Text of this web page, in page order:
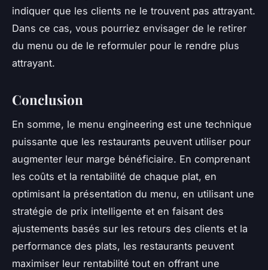
indiquer que les clients ne le trouvent pas attrayant.
Dans ce cas, vous pourriez envisager de le retirer
du menu ou de le reformuler pour le rendre plus
attrayant.
Conclusion
En somme, le menu engineering est une technique
puissante que les restaurants peuvent utiliser pour
augmenter leur marge bénéficiaire. En comprenant
les coûts et la rentabilité de chaque plat, en
optimisant la présentation du menu, en utilisant une
stratégie de prix intelligente et en faisant des
ajustements basés sur les retours des clients et la
performance des plats, les restaurants peuvent
maximiser leur rentabilité tout en offrant une